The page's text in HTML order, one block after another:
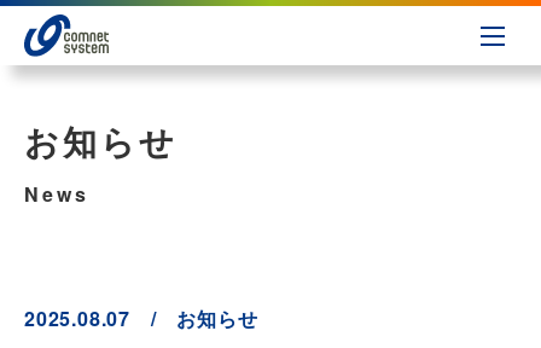
お知らせ
News
2025.08.07 / お知らせ